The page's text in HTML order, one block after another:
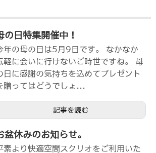
の日特集開催中！
年の母の日は5月9日です。 なかなか
軽に会いに行けないご時世ですね。 母
日に感謝の気持ちを込めてプレゼント
贈ってはどうでしょ...
記事を読む
盆休みのお知らせ。
素より快適空間スクリオをご利用いた